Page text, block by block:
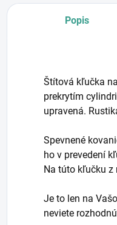
Popis
Štítová kľučka
prekrytím
upravená.
Spevnené
ho v prevedení
Na túto kľučku z
Je to len na
neviete